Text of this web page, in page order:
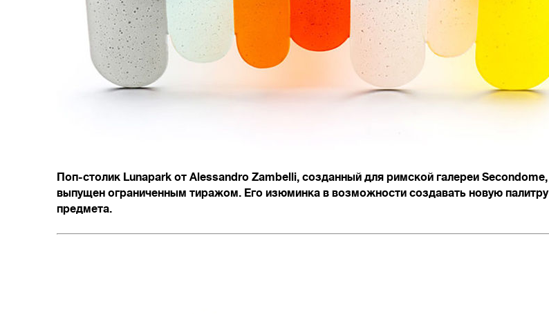
Поп-столик Lunapark от Alessandro Zambelli, созданный для римской галереи Secondome,
выпущен ограниченным тиражом. Его изюминка в возможности создавать новую палитру
предмета.